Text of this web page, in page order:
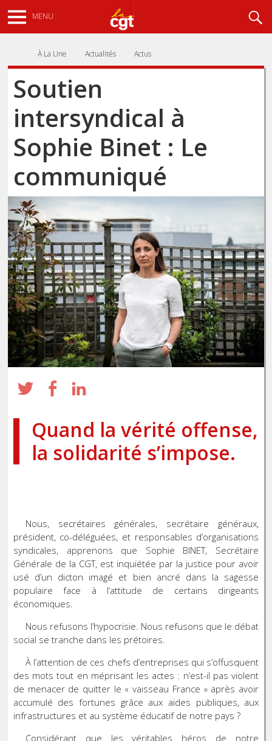
au
contenu
MENU
À La Une Actualités Actus
Soutien
intersyndical à
Sophie Binet : Le
communiqué
Quand la vérité offense,
la solidarité s’impose.
Nous, secrétaires générales, secrétaire généraux,
président, co-déléguées, et responsables d’organisations
syndicales, apprenons que Sophie BINET, Secrétaire
Générale de la CGT, est inquiétée par la justice pour avoir
usé d’un dicton imagé et bien ancré dans la sagesse
populaire face à l’attitude de certains dirigeants
économiques.
Nous refusons l’hypocrisie. Nous refusons que le débat
social se tranche dans les prétoires.
À l’attention de ces chefs d’entreprises qui s’offusquent
des mots tout en méprisant les actes : n’est-il pas violent
de menacer de quitter le « vaisseau France » après avoir
accumulé des fortunes grâce aux aides publiques, aux
infrastructures et au système éducatif de notre pays ?
Considérant que les véritables héros de notre